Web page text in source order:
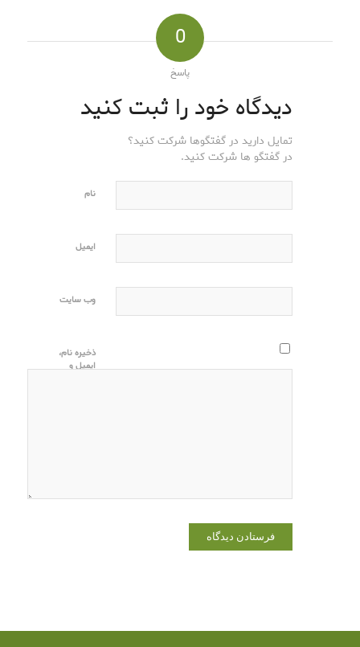
0
پاسخ
دیدگاه خود را ثبت کنید
تمایل دارید در گفتگوها شرکت کنید؟
در گفتگو ها شرکت کنید.
نام
ایمیل
وب‌ سایت
ذخیره نام،
ایمیل و